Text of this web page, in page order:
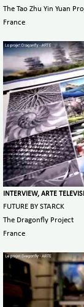
The Tao Zhu Yin Yuan
France
INTERVIEW, ARTE
FUTURE BY STARCK
The Dragonfly Project
France